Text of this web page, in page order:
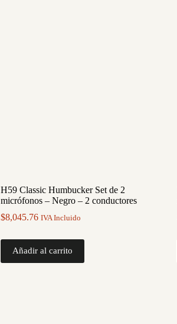
H59 Classic Humbucker Set de 2
micrófonos – Negro – 2 conductores
$8,045.76 IVA Incluido
Añadir al carrito